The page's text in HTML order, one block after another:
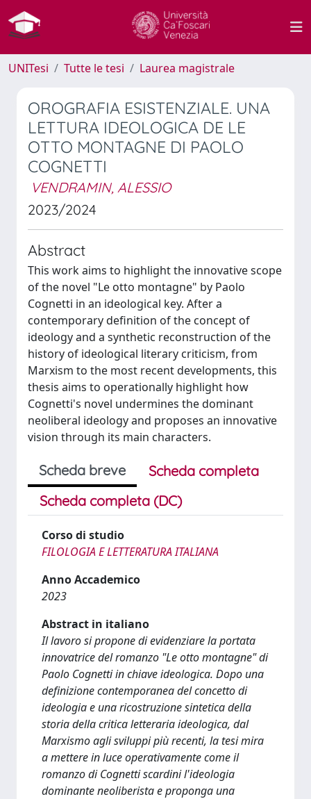
UNITesi Tutte le tesi Laurea magistrale
OROGRAFIA ESISTENZIALE. UNA
LETTURA IDEOLOGICA DE LE
OTTO MONTAGNE DI PAOLO
COGNETTI
VENDRAMIN, ALESSIO
2023/2024
Abstract
This work aims to highlight the innovative scope
of the novel "Le otto montagne" by Paolo
Cognetti in an ideological key. After a
contemporary definition of the concept of
ideology and a synthetic reconstruction of the
history of ideological literary criticism, from
Marxism to the most recent developments, this
thesis aims to operationally highlight how
Cognetti's novel undermines the dominant
neoliberal ideology and proposes an innovative
vision through its main characters.
Scheda breve
Scheda completa
Scheda completa (DC)
Corso di studio
FILOLOGIA E LETTERATURA ITALIANA
Anno Accademico
2023
Abstract in italiano
Il lavoro si propone di evidenziare la portata
innovatrice del romanzo "Le otto montagne" di
Paolo Cognetti in chiave ideologica. Dopo una
definizione contemporanea del concetto di
ideologia e una ricostruzione sintetica della
storia della critica letteraria ideologica, dal
Marxismo agli sviluppi più recenti, la tesi mira
a mettere in luce operativamente come il
romanzo di Cognetti scardini l'ideologia
dominante neoliberista e proponga una